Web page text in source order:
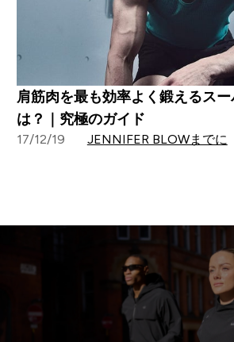
肩筋肉を最も効率よく鍛えるス
は？｜究極のガイド
17/12/19 JENNIFER BLOWまでに